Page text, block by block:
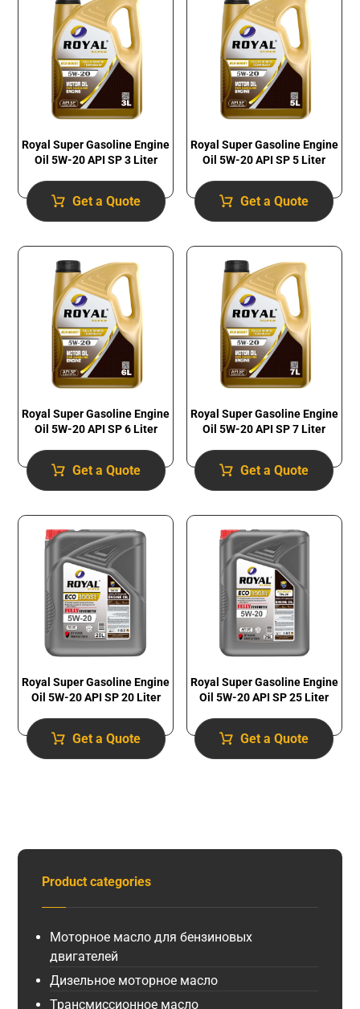
Royal Super Gasoline Engine
Oil 5W-20 API SP 3 Liter
Get a Quote
Royal Super Gasoline Engine
Oil 5W-20 API SP 5 Liter
Get a Quote
Royal Super Gasoline Engine
Oil 5W-20 API SP 6 Liter
Get a Quote
Royal Super Gasoline Engine
Oil 5W-20 API SP 7 Liter
Get a Quote
Royal Super Gasoline Engine
Oil 5W-20 API SP 20 Liter
Get a Quote
Royal Super Gasoline Engine
Oil 5W-20 API SP 25 Liter
Get a Quote
Product categories
Моторное масло для бензиновых
двигателей
Дизельное моторное масло
Трансмиссионное масло